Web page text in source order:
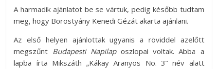
A harmadik ajánlatot be se vártuk, pedig később tudtam
meg, hogy Borostyány Kenedi Gézát akarta ajánlani.
Az első helyen ajánlottak ugyanis a röviddel azelőtt
megszűnt Budapesti Napilap oszlopai voltak. Abba a
lapba írta Mikszáth „Kákay Aranyos No. 3” név alatt